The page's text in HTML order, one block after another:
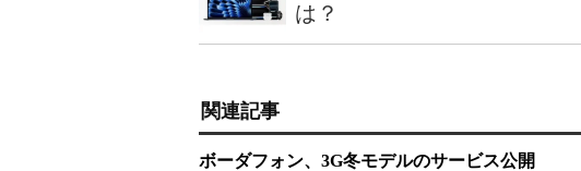
は？
関連記事
ボーダフォン、3G冬モデルのサービス公開